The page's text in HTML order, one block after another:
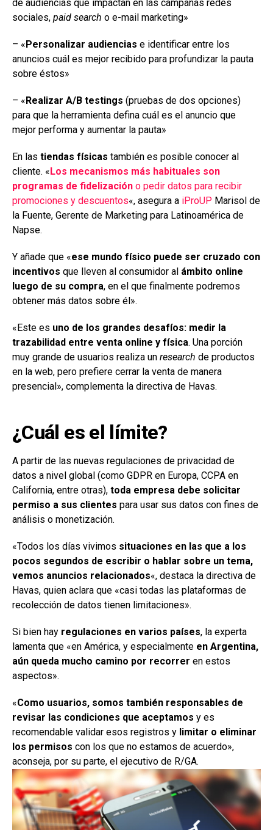
de audiencias que impactan en las campañas redes
sociales, paid search o e-mail marketing»
– «Personalizar audiencias e identificar entre los
anuncios cuál es mejor recibido para profundizar la pauta
sobre éstos»
– «Realizar A/B testings (pruebas de dos opciones)
para que la herramienta defina cuál es el anuncio que
mejor performa y aumentar la pauta»
En las tiendas físicas también es posible conocer al
cliente. «Los mecanismos más habituales son
programas de fidelización o pedir datos para recibir
promociones y descuentos«, asegura a iProUP Marisol de
la Fuente, Gerente de Marketing para Latinoamérica de
Napse.
Y añade que «ese mundo físico puede ser cruzado con
incentivos que lleven al consumidor al ámbito online
luego de su compra, en el que finalmente podremos
obtener más datos sobre él».
«Este es uno de los grandes desafíos: medir la
trazabilidad entre venta online y física. Una porción
muy grande de usuarios realiza un research de productos
en la web, pero prefiere cerrar la venta de manera
presencial», complementa la directiva de Havas.
¿Cuál es el límite?
A partir de las nuevas regulaciones de privacidad de
datos a nivel global (como GDPR en Europa, CCPA en
California, entre otras), toda empresa debe solicitar
permiso a sus clientes para usar sus datos con fines de
análisis o monetización.
«Todos los días vivimos situaciones en las que a los
pocos segundos de escribir o hablar sobre un tema,
vemos anuncios relacionados«, destaca la directiva de
Havas, quien aclara que «casi todas las plataformas de
recolección de datos tienen limitaciones».
Si bien hay regulaciones en varios países, la experta
lamenta que «en América, y especialmente en Argentina,
aún queda mucho camino por recorrer en estos
aspectos».
«Como usuarios, somos también responsables de
revisar las condiciones que aceptamos y es
recomendable validar esos registros y limitar o eliminar
los permisos con los que no estamos de acuerdo»,
aconseja, por su parte, el ejecutivo de R/GA.